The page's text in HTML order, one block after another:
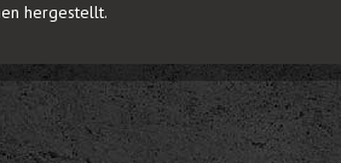
hergestellt.